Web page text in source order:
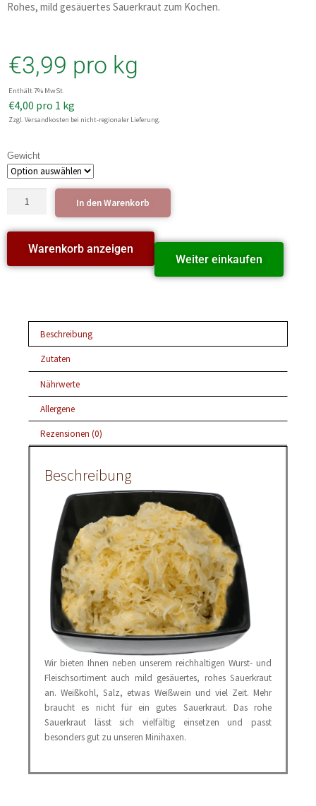
Rohes, mild gesäuertes Sauerkraut zum Kochen.
€3,99 pro kg
Enthält 7% MwSt.
€4,00 pro 1 kg
Zzgl. Versandkosten bei nicht-regionaler Lieferung.
Gewicht
In den Warenkorb
Warenkorb anzeigen
Weiter einkaufen
Beschreibung
Zutaten
Nährwerte
Allergene
Rezensionen (0)
Beschreibung
Wir bieten Ihnen neben unserem reichhaltigen Wurst- und
Fleischsortiment auch mild gesäuertes, rohes Sauerkraut
an. Weißkohl, Salz, etwas Weißwein und viel Zeit. Mehr
braucht es nicht für ein gutes Sauerkraut. Das rohe
Sauerkraut lässt sich vielfältig einsetzen und passt
besonders gut zu unseren Minihaxen.